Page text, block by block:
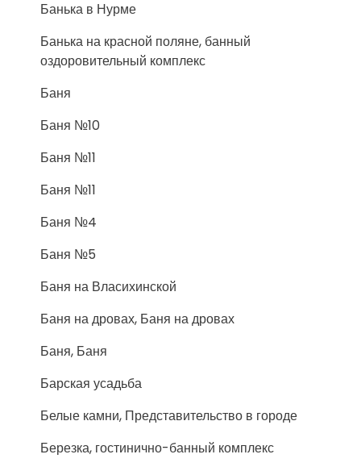
Банька в Нурме
Банька на красной поляне, банный
оздоровительный комплекс
Баня
Баня №10
Баня №11
Баня №11
Баня №4
Баня №5
Баня на Власихинской
Баня на дровах, Баня на дровах
Баня, Баня
Барская усадьба
Белые камни, Представительство в городе
Березка, гостинично-банный комплекс